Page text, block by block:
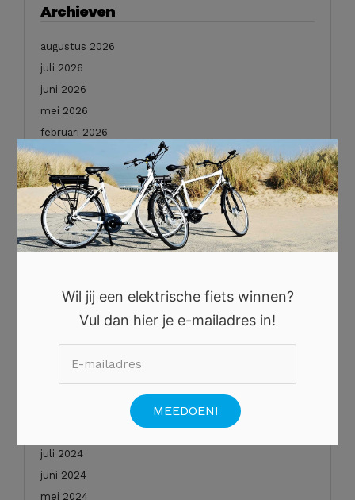
Archieven
augustus 2026
juli 2026
juni 2026
mei 2026
februari 2026
januari 2026
december 2025
november 2025
oktober 2025
augustus 2025
mei 2025
januari 2025
december 2024
november 2024
juli 2024
juni 2024
mei 2024
Wil jij een elektrische fiets winnen?
Vul dan hier je e-mailadres in!
×